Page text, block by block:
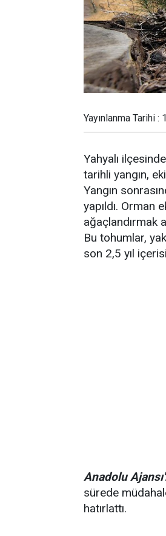
Yayınlanma Tarihi
Yahyalı
tarihli yangın,
Yangın
yapıldı. Orman
ağaçlandırmak
Bu tohumlar,
son 2,5 yıl
Anadolu
sürede
hatırlattı.